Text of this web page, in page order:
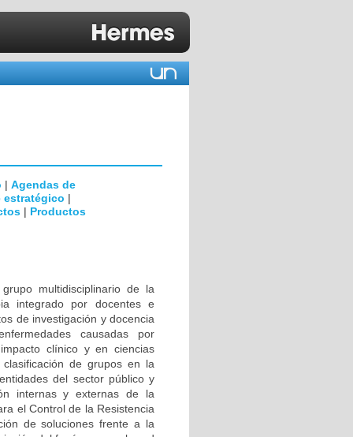
| Agendas de
estratégico |
| Productos
multidisciplinario de la
integrado por docentes e
de investigación y docencia
causadas por
clínico y en ciencias
de grupos en la
del sector público y
internas y externas de la
el Control de la Resistencia
de soluciones frente a la